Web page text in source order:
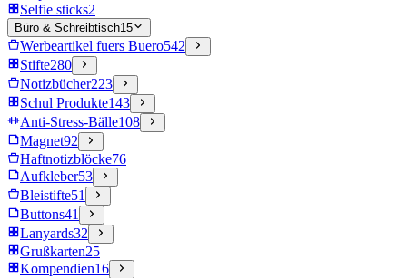
Selfie sticks2
Büro & Schreibtisch15
Werbeartikel fuers Buero542
Stifte280
Notizbücher223
Schul Produkte143
Anti-Stress-Bälle108
Magnet92
Haftnotizblöcke76
Aufkleber53
Bleistifte51
Buttons41
Lanyards32
Grußkarten25
Kompendien16